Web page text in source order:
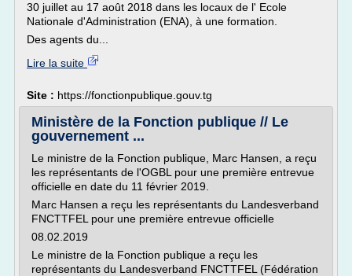
30 juillet au 17 août 2018 dans les locaux de l' Ecole
Nationale d'Administration (ENA), à une formation.
Des agents du...
Lire la suite
Site : https://fonctionpublique.gouv.tg
Ministère de la Fonction publique // Le
gouvernement ...
Le ministre de la Fonction publique, Marc Hansen, a reçu
les représentants de l'OGBL pour une première entrevue
officielle en date du 11 février 2019.
Marc Hansen a reçu les représentants du Landesverband
FNCTTFEL pour une première entrevue officielle
08.02.2019
Le ministre de la Fonction publique a reçu les
représentants du Landesverband FNCTTFEL (Fédération